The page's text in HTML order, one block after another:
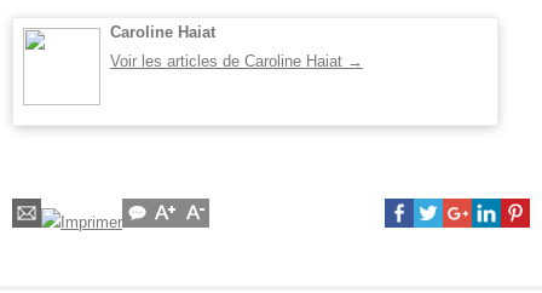
Caroline Haiat
Voir les articles de Caroline Haiat →